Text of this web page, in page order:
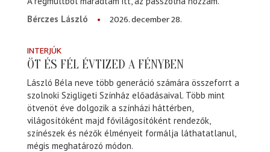
Bérczes László
2026. december 28.
INTERJÚK
ÖT ÉS FÉL ÉVTIZED A FÉNYBEN
László Béla neve több generáció számára összeforrt a
szolnoki Szigligeti Színház előadásaival. Több mint
ötvenöt éve dolgozik a színházi háttérben,
világosítóként majd fővilágosítóként rendezők,
színészek és nézők élményeit formálja láthatatlanul,
mégis meghatározó módon.